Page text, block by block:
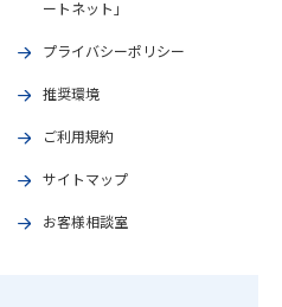
ートネット」
プライバシーポリシー
推奨環境
ご利用規約
サイトマップ
お客様相談室